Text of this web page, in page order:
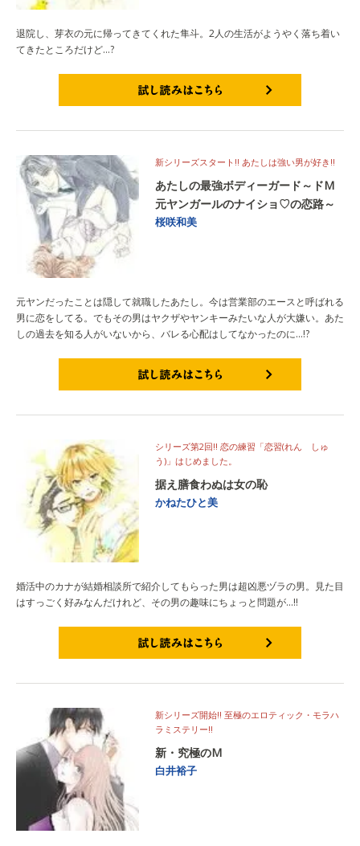
退院し、芽衣の元に帰ってきてくれた隼斗。2人の生活がようやく落ち着い
てきたところだけど…?
新シリーズスタート!! あたしは強い男が好き!!
あたしの最強ボディーガード～ドM
元ヤンガールのナイショ♡の恋路～
桜咲和美
元ヤンだったことは隠して就職したあたし。今は営業部のエースと呼ばれる
男に恋をしてる。でもその男はヤクザやヤンキーみたいな人が大嫌い。あた
しの過去を知る人がいないから、バレる心配はしてなかったのに…!?
シリーズ第2回!! 恋の練習「恋習(れん しゅ
う)」はじめました。
据え膳食わぬは女の恥
かねたひと美
婚活中のカナが結婚相談所で紹介してもらった男は超凶悪ヅラの男。見た目
はすっごく好みなんだけれど、その男の趣味にちょっと問題が…!!
新シリーズ開始!! 至極のエロティック・モラハ
ラミステリー!!
新・究極のM
白井裕子